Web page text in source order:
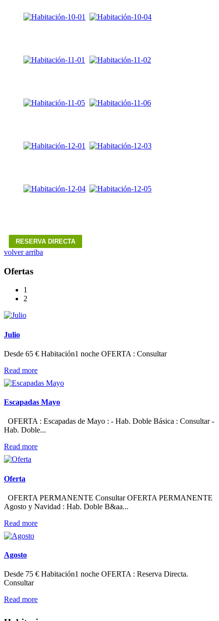
RESERVA DIRECTA
volver arriba
Ofertas
1
2
Julio
Desde 65 € Habitación1 noche OFERTA : Consultar
Read more
Escapadas Mayo
OFERTA : Escapadas de Mayo : - Hab. Doble Básica : Consultar -
Hab. Doble...
Read more
Oferta
OFERTA PERMANENTE Consultar OFERTA PERMANENTE
Agosto y Navidad : Hab. Doble B&aa...
Read more
Agosto
Desde 75 € Habitación1 noche OFERTA : Reserva Directa.
Consultar
Read more